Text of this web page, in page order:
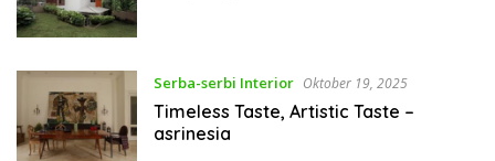
Serba-serbi Interior Oktober 19, 2025
Timeless Taste, Artistic Taste –
asrinesia